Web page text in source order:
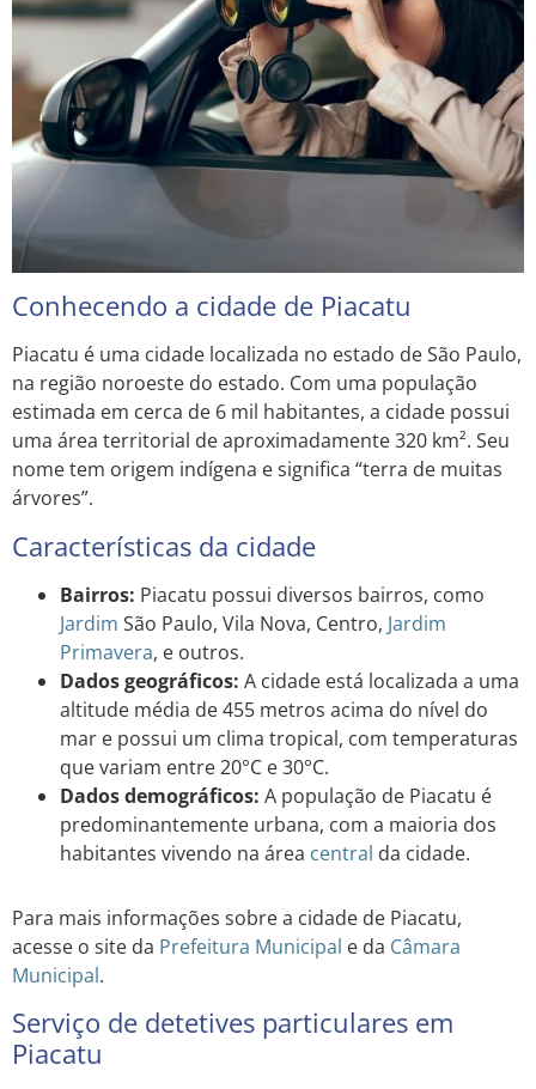
Conhecendo a cidade de Piacatu
Piacatu é uma cidade localizada no estado de São Paulo,
na região noroeste do estado. Com uma população
estimada em cerca de 6 mil habitantes, a cidade possui
uma área territorial de aproximadamente 320 km². Seu
nome tem origem indígena e significa “terra de muitas
árvores”.
Características da cidade
Bairros: Piacatu possui diversos bairros, como
Jardim São Paulo, Vila Nova, Centro, Jardim
Primavera, e outros.
Dados geográficos: A cidade está localizada a uma
altitude média de 455 metros acima do nível do
mar e possui um clima tropical, com temperaturas
que variam entre 20°C e 30°C.
Dados demográficos: A população de Piacatu é
predominantemente urbana, com a maioria dos
habitantes vivendo na área central da cidade.
Para mais informações sobre a cidade de Piacatu,
acesse o site da Prefeitura Municipal e da Câmara
Municipal.
Serviço de detetives particulares em
Piacatu